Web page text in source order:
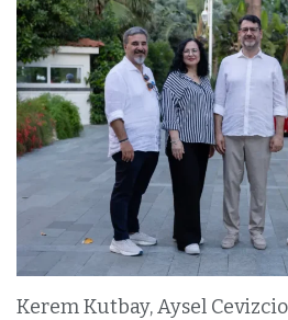
Kerem Kutbay, Aysel